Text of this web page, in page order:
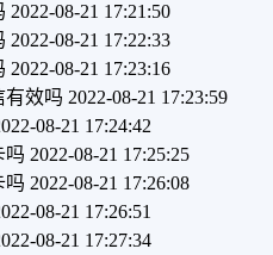
2022-08-21 17:21:50
2022-08-21 17:22:33
2022-08-21 17:23:16
有效吗 2022-08-21 17:23:59
08-21 17:24:42
吗 2022-08-21 17:25:25
吗 2022-08-21 17:26:08
08-21 17:26:51
08-21 17:27:34